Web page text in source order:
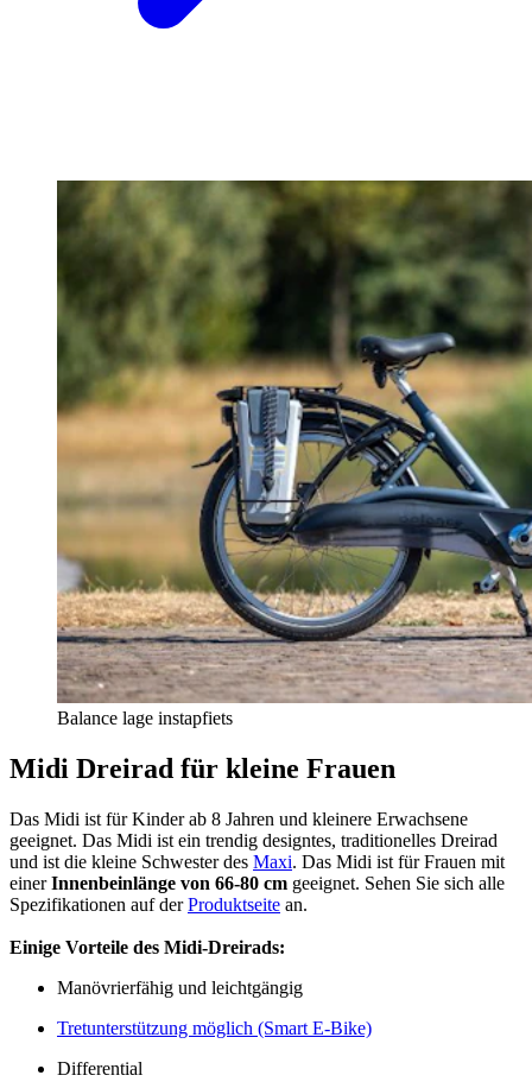
Balance lage instapfiets
Midi Dreirad für kleine Frauen
Das Midi ist für Kinder ab 8 Jahren und kleinere Erwachsene
geeignet. Das Midi ist ein trendig designtes, traditionelles Dreirad
und ist die kleine Schwester des Maxi. Das Midi ist für Frauen mit
einerInnenbeinlänge von 66-80 cm geeignet. Sehen Sie sich alle
Spezifikationen auf derProduktseite an.
Einige Vorteile des Midi-Dreirads:
Manövrierfähig und leichtgängig
Tretunterstützung möglich (Smart E-Bike)
Differential